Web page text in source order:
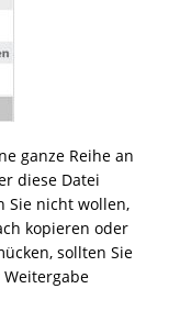
ganze Reihe an
diese Datei
Sie nicht wollen,
kopieren oder
sollten Sie